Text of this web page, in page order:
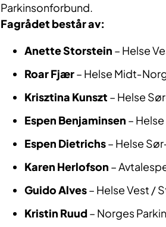
Parkinsonforbund.
Fagrådet består av:
Anette Storstein – Helse
Roar Fjær– Helse
Krisztina Kunszt – Helse
Espen Benjaminsen –
Espen Dietrichs– Helse
Karen Herlofson –
Guido Alves– Helse Vest /
Kristin Ruud– Norges